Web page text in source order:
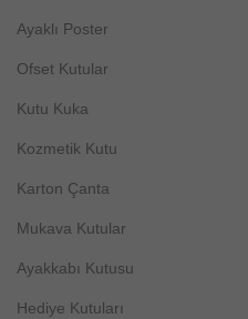
Ayaklı Poster
Ofset Kutular
Kutu Kuka
Kozmetik Kutu
Karton Çanta
Mukava Kutular
Ayakkabı Kutusu
Hediye Kutuları